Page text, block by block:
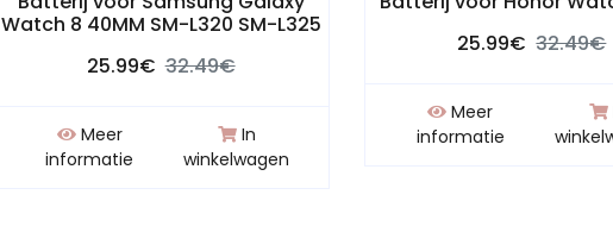
Watch 8 40MM SM-L320 SM-L325
25.99€ 32.49€
Meer
informatie
In
winkelwagen
25.99€ 32.49€
Meer
informatie